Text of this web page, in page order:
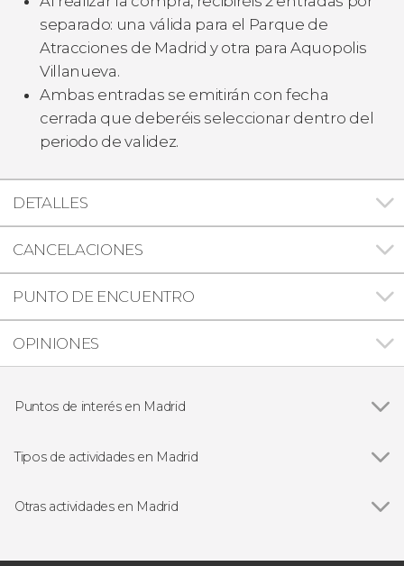
separado: una válida para el Parque de
Atracciones de Madrid y otra para Aquopolis
Villanueva.
Ambas entradas se emitirán con fecha
cerrada que deberéis seleccionar dentro del
periodo de validez.
DETALLES
CANCELACIONES
PUNTO DE ENCUENTRO
OPINIONES
Puntos de interés en Madrid
Puerta del Sol
Mercado de San Miguel
Tipos de actividades en Madrid
Free tours en Madrid
Otras actividades en Madrid
Visita guiada por el Museo del Prado y el Palacio